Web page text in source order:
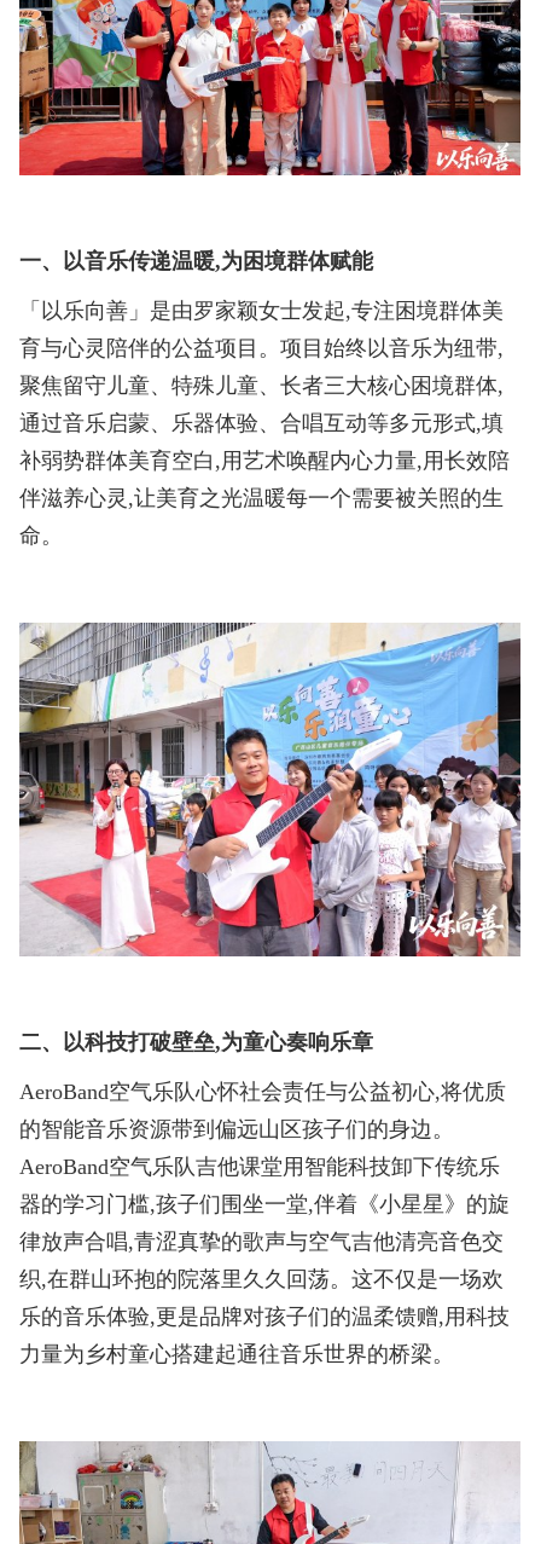
一、以音乐传递温暖,为困境群体赋能
「以乐向善」是由罗家颖女士发起,专注困境群体美
育与心灵陪伴的公益项目。项目始终以音乐为纽带,
聚焦留守儿童、特殊儿童、长者三大核心困境群体,
通过音乐启蒙、乐器体验、合唱互动等多元形式,填
补弱势群体美育空白,用艺术唤醒内心力量,用长效陪
伴滋养心灵,让美育之光温暖每一个需要被关照的生
命。
二、以科技打破壁垒,为童心奏响乐章
AeroBand空气乐队心怀社会责任与公益初心,将优质
的智能音乐资源带到偏远山区孩子们的身边。
AeroBand空气乐队吉他课堂用智能科技卸下传统乐
器的学习门槛,孩子们围坐一堂,伴着《小星星》的旋
律放声合唱,青涩真挚的歌声与空气吉他清亮音色交
织,在群山环抱的院落里久久回荡。这不仅是一场欢
乐的音乐体验,更是品牌对孩子们的温柔馈赠,用科技
力量为乡村童心搭建起通往音乐世界的桥梁。